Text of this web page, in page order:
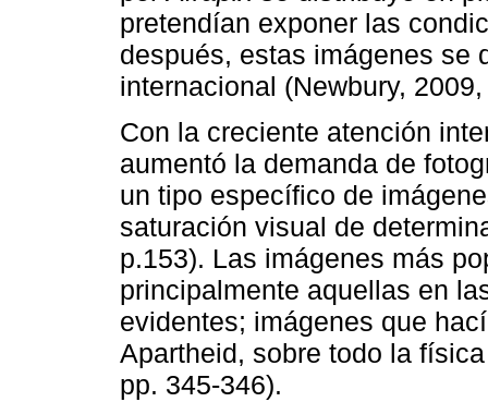
pretendían exponer las
después, estas imágenes se
internacional (Newbury,
Con la creciente atención
aumentó la demanda de
un tipo específico de
saturación visual de
p.153). Las imágenes más
principalmente aquellas en
evidentes; imágenes que
Apartheid, sobre todo la
pp. 345-346).